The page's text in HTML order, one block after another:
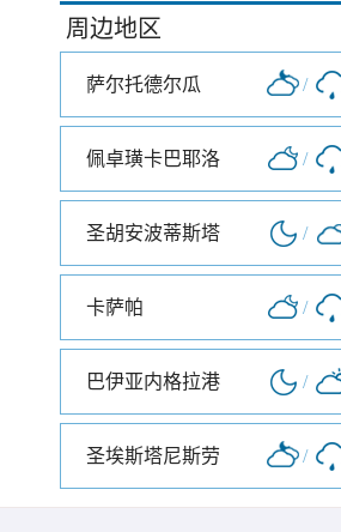
周边地区
萨尔托德尔瓜 /
佩卓璜卡巴耶洛 /
圣胡安波蒂斯塔 /
卡萨帕 /
巴伊亚内格拉港 /
圣埃斯塔尼斯劳 /